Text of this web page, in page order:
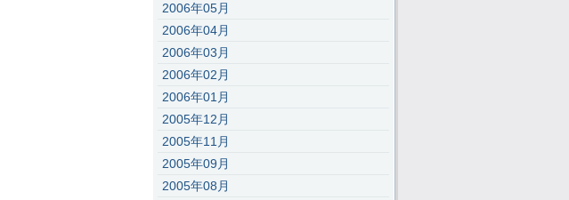
2006年05月
2006年04月
2006年03月
2006年02月
2006年01月
2005年12月
2005年11月
2005年09月
2005年08月